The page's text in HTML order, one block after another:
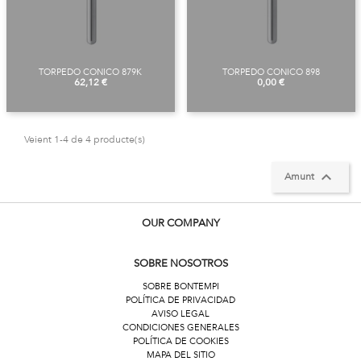
TORPEDO CONICO 879K
Preu
62,12 €
TORPEDO CONICO 898
Preu
0,00 €
Veient 1-4 de 4 producte(s)
Amunt 
OUR COMPANY
SOBRE NOSOTROS
SOBRE BONTEMPI
POLÍTICA DE PRIVACIDAD
AVISO LEGAL
CONDICIONES GENERALES
POLÍTICA DE COOKIES
MAPA DEL SITIO